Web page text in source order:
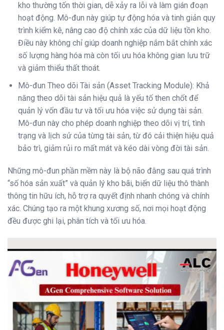
kho thường tốn thời gian, dễ xảy ra lỗi và làm gián đoạn
hoạt động. Mô-đun này giúp tự động hóa và tinh giản quy
trình kiểm kê, nâng cao độ chính xác của dữ liệu tồn kho.
Điều này không chỉ giúp doanh nghiệp nắm bắt chính xác
số lượng hàng hóa mà còn tối ưu hóa không gian lưu trữ
và giảm thiểu thất thoát.
Mô-đun Theo dõi Tài sản (Asset Tracking Module): Khả
năng theo dõi tài sản hiệu quả là yếu tố then chốt để
quản lý vốn đầu tư và tối ưu hóa việc sử dụng tài sản.
Mô-đun này cho phép doanh nghiệp theo dõi vị trí, tình
trạng và lịch sử của từng tài sản, từ đó cải thiện hiệu quả
bảo trì, giảm rủi ro mất mát và kéo dài vòng đời tài sản.
Những mô-đun phần mềm này là bộ não đằng sau quá trình
“số hóa sản xuất” và quản lý kho bãi, biến dữ liệu thô thành
thông tin hữu ích, hỗ trợ ra quyết định nhanh chóng và chính
xác. Chúng tạo ra một khung xương số, nơi mọi hoạt động
đều được ghi lại, phân tích và tối ưu hóa.